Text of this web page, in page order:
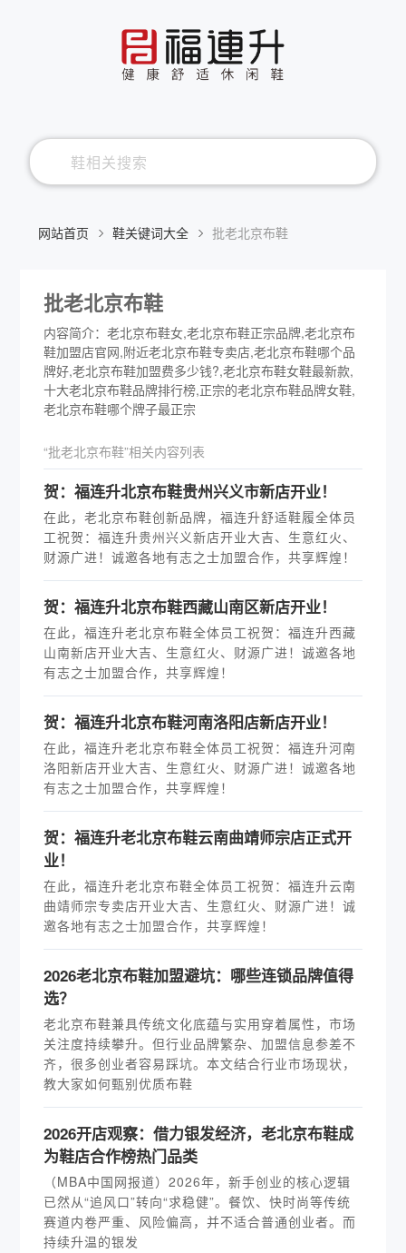
网站首页 鞋关键词大全 批老北京布鞋
批老北京布鞋
内容简介：老北京布鞋女,老北京布鞋正宗品牌,老北京布
鞋加盟店官网,附近老北京布鞋专卖店,老北京布鞋哪个品
牌好,老北京布鞋加盟费多少钱?,老北京布鞋女鞋最新款,
十大老北京布鞋品牌排行榜,正宗的老北京布鞋品牌女鞋,
老北京布鞋哪个牌子最正宗
“批老北京布鞋”相关内容列表
贺：福连升北京布鞋贵州兴义市新店开业！
在此，老北京布鞋创新品牌，福连升舒适鞋履全体员
工祝贺：福连升贵州兴义新店开业大吉、生意红火、
财源广进！诚邀各地有志之士加盟合作，共享辉煌！
贺：福连升北京布鞋西藏山南区新店开业！
在此，福连升老北京布鞋全体员工祝贺：福连升西藏
山南新店开业大吉、生意红火、财源广进！诚邀各地
有志之士加盟合作，共享辉煌！
贺：福连升北京布鞋河南洛阳店新店开业！
在此，福连升老北京布鞋全体员工祝贺：福连升河南
洛阳新店开业大吉、生意红火、财源广进！诚邀各地
有志之士加盟合作，共享辉煌！
贺：福连升老北京布鞋云南曲靖师宗店正式开
业！
在此，福连升老北京布鞋全体员工祝贺：福连升云南
曲靖师宗专卖店开业大吉、生意红火、财源广进！诚
邀各地有志之士加盟合作，共享辉煌！
2026老北京布鞋加盟避坑：哪些连锁品牌值得
选？
老北京布鞋兼具传统文化底蕴与实用穿着属性，市场
关注度持续攀升。但行业品牌繁杂、加盟信息参差不
齐，很多创业者容易踩坑。本文结合行业市场现状，
教大家如何甄别优质布鞋
2026开店观察：借力银发经济，老北京布鞋成
为鞋店合作榜热门品类
（MBA中国网报道）2026年，新手创业的核心逻辑
已然从“追风口”转向“求稳健”。餐饮、快时尚等传统
赛道内卷严重、风险偏高，并不适合普通创业者。而
持续升温的银发